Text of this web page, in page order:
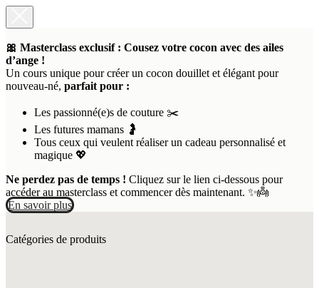
🎀 Masterclass exclusif : Cousez votre cocon avec des ailes
d’ange !
Un cours unique pour créer un cocon douillet et élégant pour
nouveau-né, parfait pour :
Les passionné(e)s de couture ✂️
Les futures mamans 🤰
Tous ceux qui veulent réaliser un cadeau personnalisé et
magique 💖
Ne perdez pas de temps ! Cliquez sur le lien ci-dessous pour
accéder au masterclass et commencer dès maintenant. ✨👼
En savoir plus
Сatégories de produits